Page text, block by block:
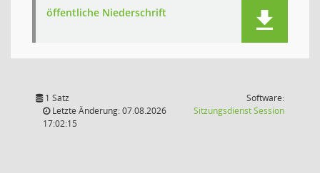
öffentliche Niederschrift
1 Satz
Letzte Änderung: 07.08.2026
17:02:15
Software:
SitzungsdienstSession(Wird in